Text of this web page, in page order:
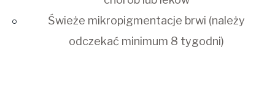
Świeże mikropigmentacje brwi (należy
odczekać minimum 8 tygodni)